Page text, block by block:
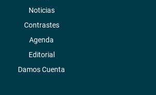
Noticias
Contrastes
Agenda
Editorial
Damos Cuenta